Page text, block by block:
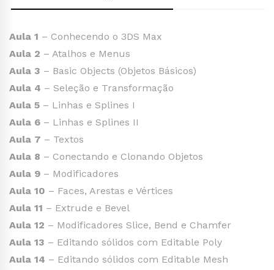
Aula 1 – Conhecendo o 3DS Max
Aula 2 – Atalhos e Menus
Aula 3 – Basic Objects (Objetos Básicos)
Aula 4 – Seleção e Transformação
Aula 5 – Linhas e Splines I
Aula 6 – Linhas e Splines II
Aula 7 – Textos
Aula 8 – Conectando e Clonando Objetos
Aula 9 – Modificadores
Aula 10 – Faces, Arestas e Vértices
Aula 11 – Extrude e Bevel
Aula 12 – Modificadores Slice, Bend e Chamfer
Aula 13 – Editando sólidos com Editable Poly
Aula 14 – Editando sólidos com Editable Mesh